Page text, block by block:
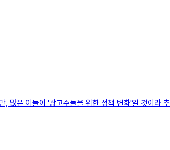
많은 이들이 '광고주들을 위한 정책 변화'일 것이라